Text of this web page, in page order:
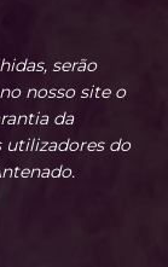
serão
nosso site o
da
utilizadores do